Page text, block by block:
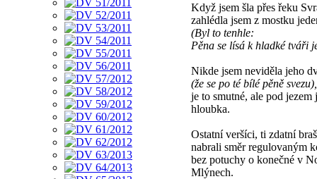
Když jsem šla přes řeku
zahlédla jsem z mostku
(Byl to tenhle:
Pěna se lísá k hladké tváři
Nikde jsem neviděla jeho
(že se po té bílé pěně svezu),
je to smutné, ale pod jezem
hloubka.
Ostatní veršíci, ti zdatní
nabrali směr regulovaným
bez potuchy o konečné v
Mlýnech.